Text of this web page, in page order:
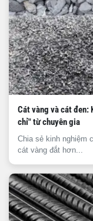
Cát vàng và cát đen:
chỉ" từ chuyên gia
Chia sẻ kinh nghiệm
cát vàng đắt hơn...